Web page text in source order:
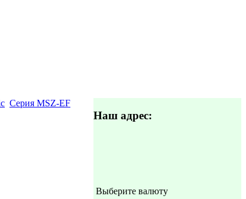
Серия MSZ-EF
Наш адрес:
Выберите валюту